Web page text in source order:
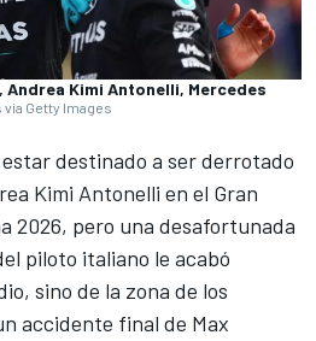
Andrea Kimi Antonelli, Mercedes
via Getty Images
destinado a ser derrotado
Kimi Antonelli en el Gran
2026, pero una desafortunada
piloto italiano le acabó
sino de la zona de los
accidente final de Max